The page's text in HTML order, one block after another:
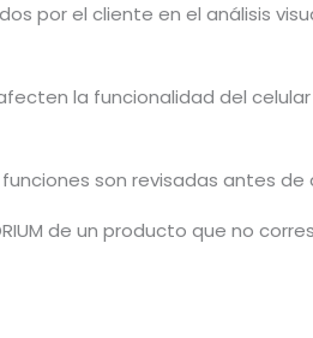
por el cliente en el análisis
la funcionalidad del
son revisadas antes de
de un producto que no